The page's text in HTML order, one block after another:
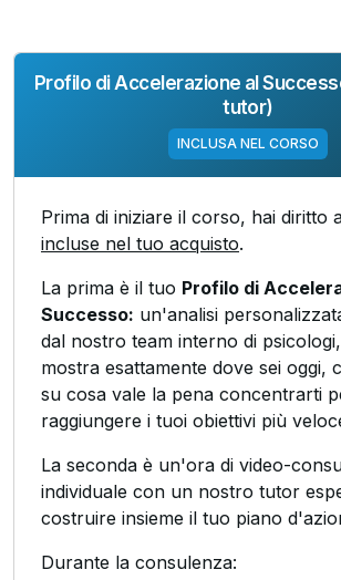
Profilo di Accelerazione al
tutor)
INCLUSA NEL CORSO
Prima di iniziare il corso, hai diritto
incluse nel tuo acquisto.
La prima è il tuo Profilo di
Successo: un'analisi
dal nostro team interno di
mostra esattamente dove sei oggi,
su cosa vale la pena concentrarti
raggiungere i tuoi obiettivi più
La seconda è un'ora di video-
individuale con un nostro tutor
costruire insieme il tuo piano
Durante la consulenza: